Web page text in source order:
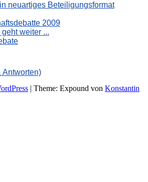
neuartiges Beteiligungsformat
2009
weiter ...
Antworten)
| Theme: Expound von Konstantin